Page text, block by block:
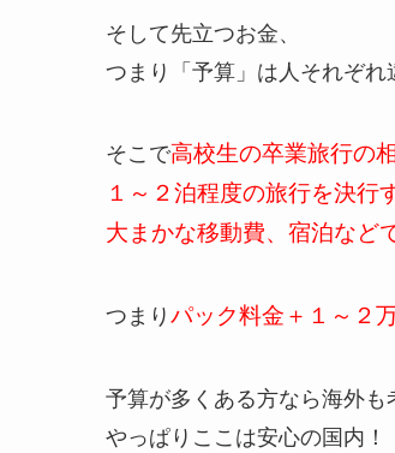
そして先立つお金、
つまり「予算」は人それぞれ
そこで高校生の卒業旅行の
１～２泊程度の旅行を決行
大まかな移動費、宿泊など
つまりパック料金＋１～２
予算が多くある方なら海外も
やっぱりここは安心の国内！